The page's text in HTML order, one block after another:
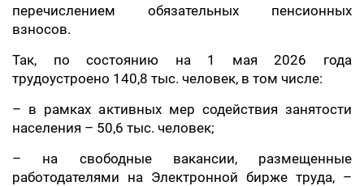
перечислением обязательных пенсионных
взносов.
Так, по состоянию на 1 мая 2026 года
трудоустроено 140,8 тыс. человек, в том числе:
– в рамках активных мер содействия занятости
населения – 50,6 тыс. человек;
– на свободные вакансии, размещенные
работодателями на Электронной бирже труда, –